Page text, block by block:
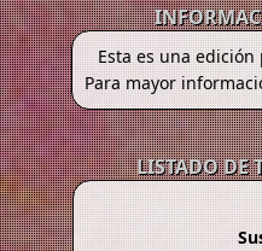
Esta es una
Para mayor
LISTADO DE